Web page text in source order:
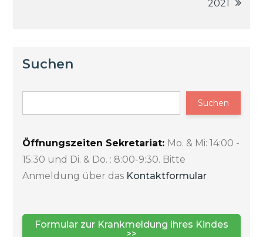
2021
Suchen
Suchen
Öffnungszeiten Sekretariat: Mo. & Mi: 14:00 -
15:30 und Di. & Do. : 8:00-9:30. Bitte
Anmeldung über das Kontaktformular
Formular zur Krankmeldung ihres Kindes
>>